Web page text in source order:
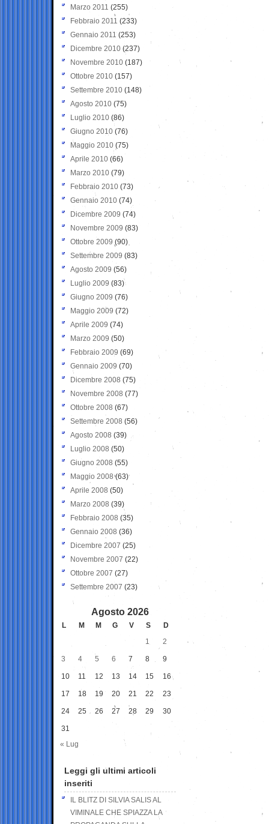
Marzo 2011 (255)
Febbraio 2011 (233)
Gennaio 2011 (253)
Dicembre 2010 (237)
Novembre 2010 (187)
Ottobre 2010 (157)
Settembre 2010 (148)
Agosto 2010 (75)
Luglio 2010 (86)
Giugno 2010 (76)
Maggio 2010 (75)
Aprile 2010 (66)
Marzo 2010 (79)
Febbraio 2010 (73)
Gennaio 2010 (74)
Dicembre 2009 (74)
Novembre 2009 (83)
Ottobre 2009 (90)
Settembre 2009 (83)
Agosto 2009 (56)
Luglio 2009 (83)
Giugno 2009 (76)
Maggio 2009 (72)
Aprile 2009 (74)
Marzo 2009 (50)
Febbraio 2009 (69)
Gennaio 2009 (70)
Dicembre 2008 (75)
Novembre 2008 (77)
Ottobre 2008 (67)
Settembre 2008 (56)
Agosto 2008 (39)
Luglio 2008 (50)
Giugno 2008 (55)
Maggio 2008(63)
Aprile 2008 (50)
Marzo 2008 (39)
Febbraio 2008 (35)
Gennaio 2008 (36)
Dicembre 2007 (25)
Novembre 2007 (22)
Ottobre 2007 (27)
Settembre 2007 (23)
Agosto 2026
L M M G V S
D
1
2
3 4 5 6 7 8 9
10 11 12 13 14 15 16
17 18 19 20 21 22 23
24 25 26 27 28 29 30
31
« Lug
Leggi gli ultimi articoli
inseriti
IL BLITZ DI SILVIA SALIS AL
VIMINALE CHE SPIAZZA LA